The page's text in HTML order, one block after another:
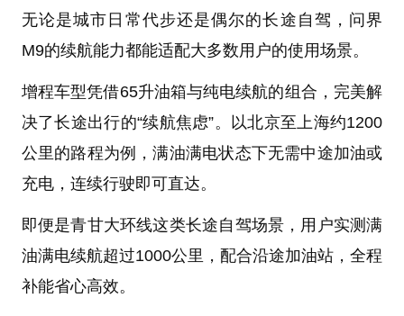
无论是城市日常代步还是偶尔的长途自驾，问界
M9的续航能力都能适配大多数用户的使用场景。
增程车型凭借65升油箱与纯电续航的组合，完美解
决了长途出行的“续航焦虑”。以北京至上海约1200
公里的路程为例，满油满电状态下无需中途加油或
充电，连续行驶即可直达。
即便是青甘大环线这类长途自驾场景，用户实测满
油满电续航超过1000公里，配合沿途加油站，全程
补能省心高效。